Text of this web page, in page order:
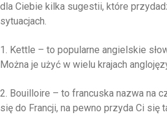
dla Ciebie kilka sugestii, które
sytuacjach.
1. Kettle – to popularne angielskie
Można je użyć w wielu krajach
2. Bouilloire – to francuska nazwa na
się do Francji, na pewno przyda Ci się